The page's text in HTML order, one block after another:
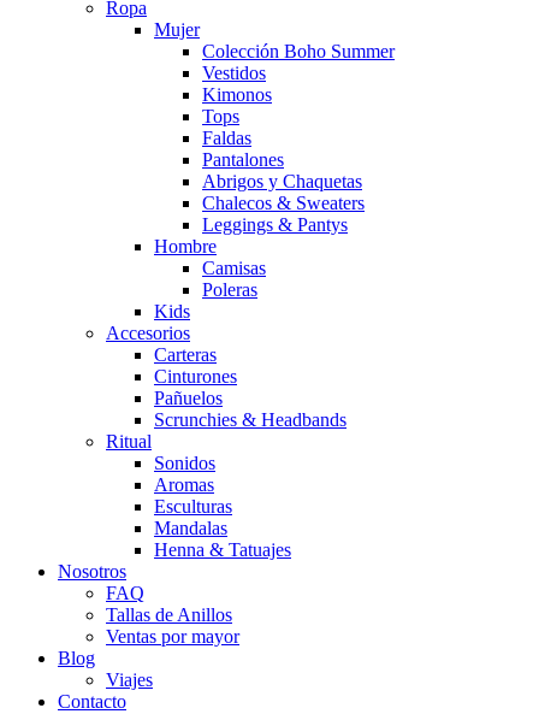
Ropa
Mujer
Colección Boho Summer
Vestidos
Kimonos
Tops
Faldas
Pantalones
Abrigos y Chaquetas
Chalecos & Sweaters
Leggings & Pantys
Hombre
Camisas
Poleras
Kids
Accesorios
Carteras
Cinturones
Pañuelos
Scrunchies & Headbands
Ritual
Sonidos
Aromas
Esculturas
Mandalas
Henna & Tatuajes
Nosotros
FAQ
Tallas de Anillos
Ventas por mayor
Blog
Viajes
Contacto